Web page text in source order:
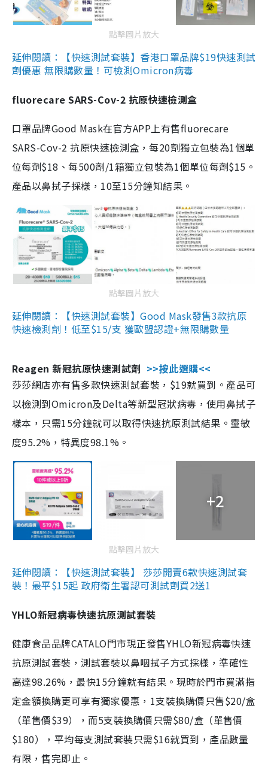
點擊圖片放大
延伸閱讀：【快速測試套裝】香港口罩品牌$19快速測試
劑優惠 無限購數量！可檢測Omicron病毒
fluorecare SARS-Cov-2 抗原快速檢測盒
口罩品牌Good Mask在官方APP上有售fluorecare
SARS-Cov-2 抗原快速檢測盒，每20劑獨立包裝為1個單
位每劑$18、每500劑/1箱獨立包裝為1個單位每劑$15。
產品以鼻拭子採樣，10至15分鐘知結果。
點擊圖片放大
延伸閱讀：【快速測試套裝】Good Mask發售3款抗原
快速檢測劑！低至$15/支 獲歐盟認證+無限購數量
Reagen 新冠抗原快速測試劑 >>按此選購<<
莎莎網店亦有售多款快速測試套裝，$19就買到。產品可
以檢測到Omicron及Delta等新型冠狀病毒，使用鼻拭子
樣本，只需15分鐘就可以取得快速抗原測試結果。靈敏
度95.2%，特異度98.1%。
+2
點擊圖片放大
延伸閱讀：【快速測試套裝】 莎莎開賣6款快速測試套
裝！最平$15起 政府衛生署認可測試劑買2送1
YHLO新冠病毒快速抗原測試套裝
健康食品品牌CATALO門市現正發售YHLO新冠病毒快速
抗原測試套裝，測試套裝以鼻咽拭子方式採樣，準確性
高達98.26%，最快15分鐘就有結果。現時於門市買滿指
定金額換購更可享有獨家優惠，1支裝換購價只售$20/盒
（單售價$39），而5支裝換購價只需$80/盒（單售價
$180），平均每支測試套裝只需$16就買到，產品數量
有限，售完即止。